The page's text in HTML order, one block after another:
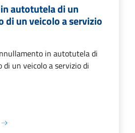
autotutela di un
di un veicolo a servizio
in autotutela di
di un veicolo a servizio di